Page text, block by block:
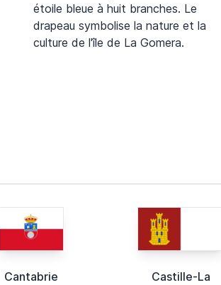
étoile bleue à huit branches. Le
drapeau symbolise la nature et la
culture de l'île de La Gomera.
Cantabrie
Castille-La